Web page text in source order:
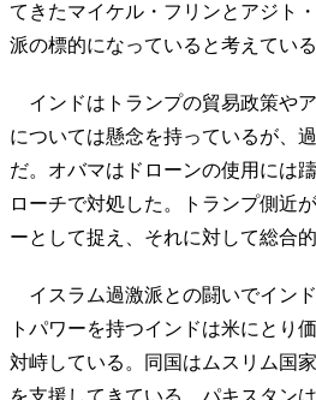
てきたマイケル・フリンとアジト
派の標的になっていると考えている
インドはトランプの貿易政策や
については懸念を持っているが、
だ。オバマはドローンの使用には
ローチで対処した。トランプ側近
ーとして捉え、それに対して総合
イスラム過激派との闘いでイン
トパワーを持つインドは米にとり
対峙している。同国はムスリム国